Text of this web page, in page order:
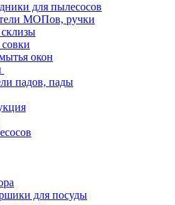
для пылесосов
МОПов, ручки
окон
падов, пады
для посуды